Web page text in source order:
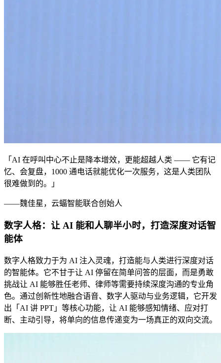
「AI 在呼叫中心不止是降本增效，更能超越人类 —— 它有记
忆、会复盘，1000 通电话就能优化一次服务，这是人类团队
很难做到的。」
——魏佳星，云蝠智能联合创始人
数字人格：让 AI 能和人聊半小时，打造深度对话智
能体
数字人格致力于为 AI 注入灵魂，打造能与人类进行深度对话
的智能体。它不甘于让 AI 停留在简单问答的层面，而是勇敢
挑战让 AI 能够胜任老师、律师等需要持续深度沟通的专业角
色。通过创新性地融合语音、数字人驱动与业务逻辑，它开发
出「AI 讲 PPT」等核心功能，让 AI 能够感知情绪、应对打
断、主动引导，将单向的信息传递变为一场真正的双向交流。